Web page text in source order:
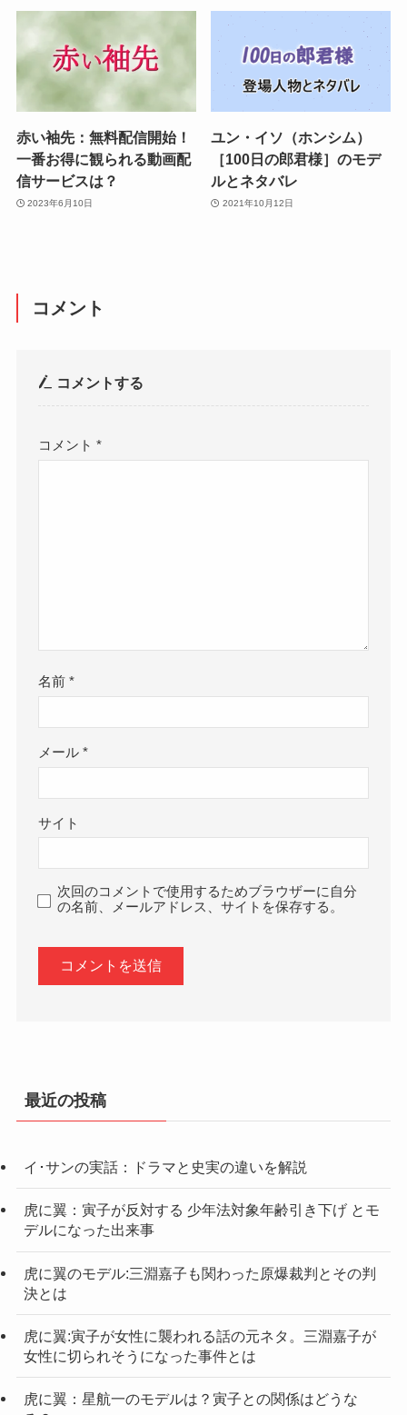
赤い袖先：無料配信開始！
一番お得に観られる動画配
信サービスは？
2023年6月10日
ユン・イソ（ホンシム）
［100日の郎君様］のモデ
ルとネタバレ
2021年10月12日
コメント
コメントする
コメント*
名前*
メール*
サイト
次回のコメントで使用するためブラウザーに自分
の名前、メールアドレス、サイトを保存する。
最近の投稿
イ･サンの実話：ドラマと史実の違いを解説
虎に翼：寅子が反対する 少年法対象年齢引き下げ とモ
デルになった出来事
虎に翼のモデル:三淵嘉子も関わった原爆裁判とその判
決とは
虎に翼:寅子が女性に襲われる話の元ネタ。三淵嘉子が
女性に切られそうになった事件とは
虎に翼：星航一のモデルは？寅子との関係はどうな